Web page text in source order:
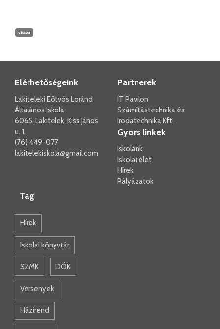
vissza
Elérhetőségeink
Lakiteleki Eötvös Loránd
Általános Iskola
6065, Lakitelek, Kiss János
u. 1.
(76) 449-077
lakitelekiskola@gmail.com
Partnerek
IT Pavilon
Számítástechnika és
Irodatechnika Kft.
Gyors linkek
Iskolánk
Iskolai élet
Hírek
Pályázatok
Tag
Hírek
Iskolai könyvtár
SZMK DÖK
Versenyek
Házirend